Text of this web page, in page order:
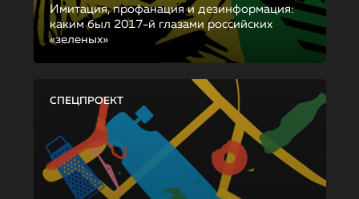
Имитация, профанация и дезинформация:
каким был 2017-й глазами российских
«зеленых»
СПЕЦПРОЕКТ